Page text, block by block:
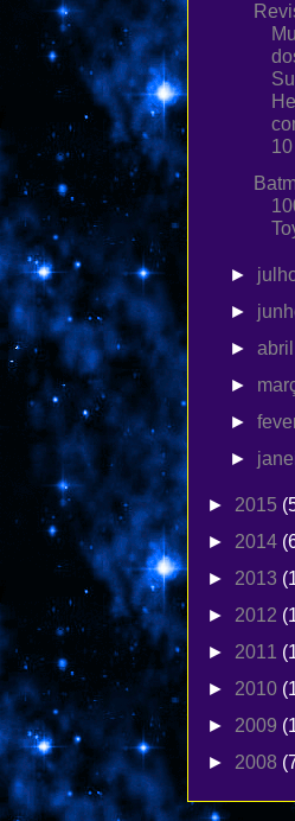
►
►
►abril
►
►
►
► 2015
► 2014
► 2013
► 2012
► 2011
► 2010
► 2009
► 2008